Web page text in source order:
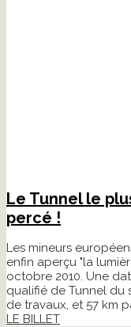
Le Tunnel le
percé !
Les mineurs
enfin aperçu "la
octobre 2010. Une
qualifié de Tunnel du
de travaux, et 57 km
LE BILLET